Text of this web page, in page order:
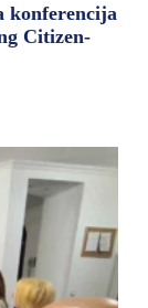
konferencija
Citizen-